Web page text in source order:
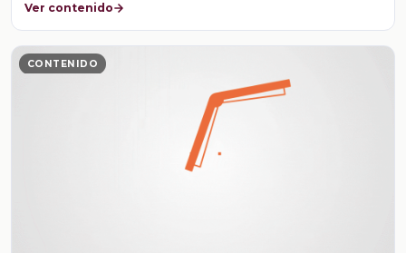
Ver contenido
CONTENIDO